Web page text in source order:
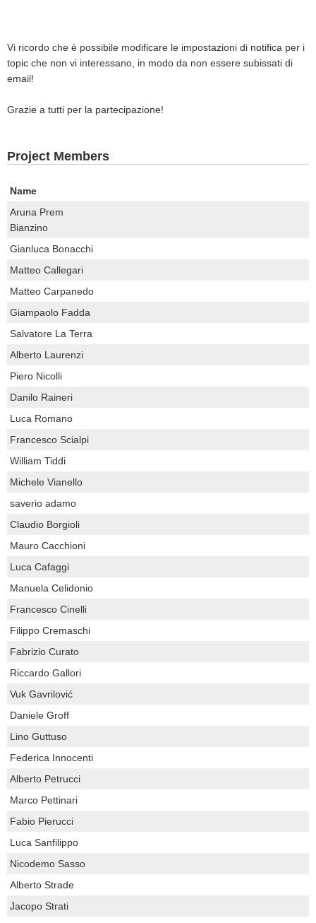
Vi ricordo che è possibile modificare le impostazioni di notifica per i
topic che non vi interessano, in modo da non essere subissati di
email!
Grazie a tutti per la partecipazione!
Project Members
Name
Aruna Prem
Bianzino
Gianluca Bonacchi
Matteo Callegari
Matteo Carpanedo
Giampaolo Fadda
Salvatore La Terra
Alberto Laurenzi
Piero Nicolli
Danilo Raineri
Luca Romano
Francesco Scialpi
William Tiddi
Michele Vianello
saverio adamo
Claudio Borgioli
Mauro Cacchioni
Luca Cafaggi
Manuela Celidonio
Francesco Cinelli
Filippo Cremaschi
Fabrizio Curato
Riccardo Gallori
Vuk Gavrilović
Daniele Groff
Lino Guttuso
Federica Innocenti
Alberto Petrucci
Marco Pettinari
Fabio Pierucci
Luca Sanfilippo
Nicodemo Sasso
Alberto Strade
Jacopo Strati